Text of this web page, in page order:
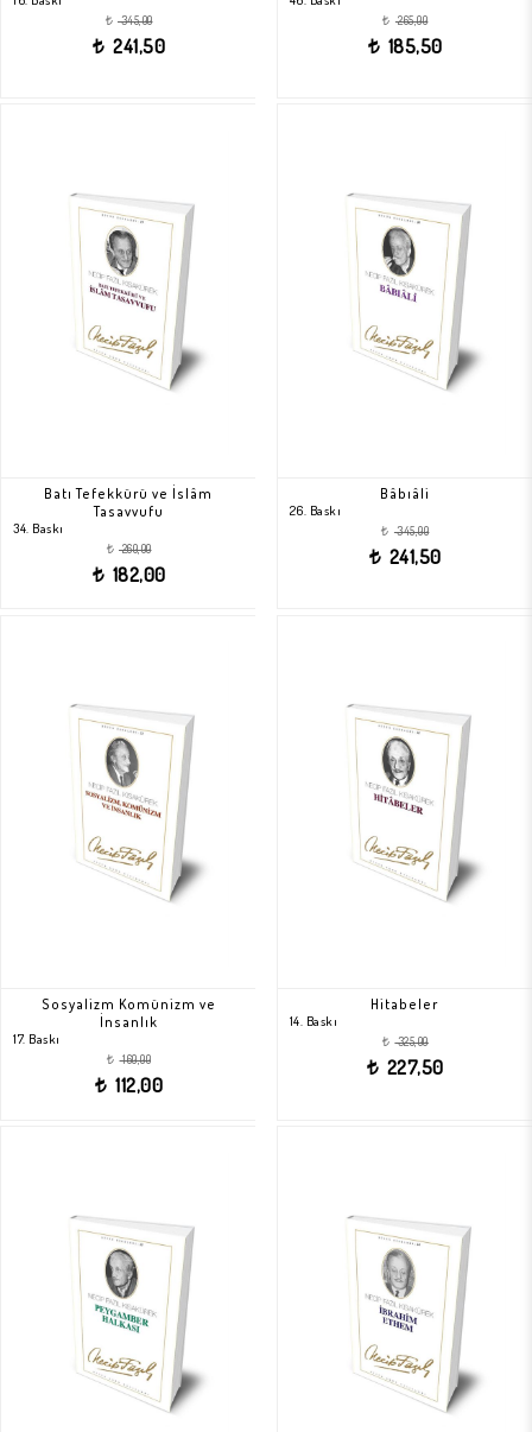
t
345,00
t
241,50
t
265,00
t
185,50
Batı Tefekkürü ve İslâm
Tasavvufu
34. Baskı
t
260,00
t
182,00
Bâbıâli
26. Baskı
t
345,00
t
241,50
Sosyalizm Komünizm ve
İnsanlık
17. Baskı
t
160,00
t
112,00
Hitabeler
14. Baskı
t
325,00
t
227,50